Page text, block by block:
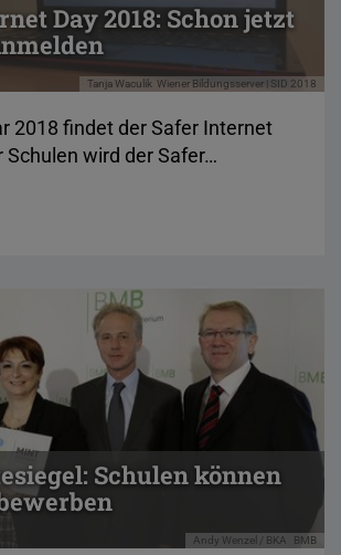
Tanja Waculik Wiener Bildungsserver | SID 2018
Day 2018: Schon jetzt
2018 findet der Safer Internet
Schulen wird der Safer…
Andy Wenzel / BKA BMB
Schulen können